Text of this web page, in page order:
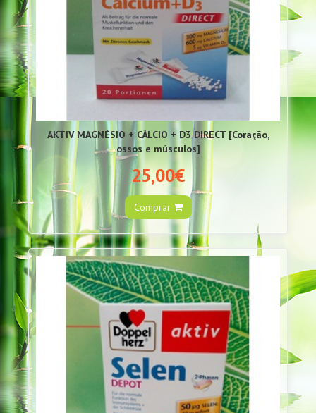
AKTIV MAGNÉSIO + CÁLCIO + D3 DIRECT [Coração,
ossos e músculos]
25,00€
Comprar